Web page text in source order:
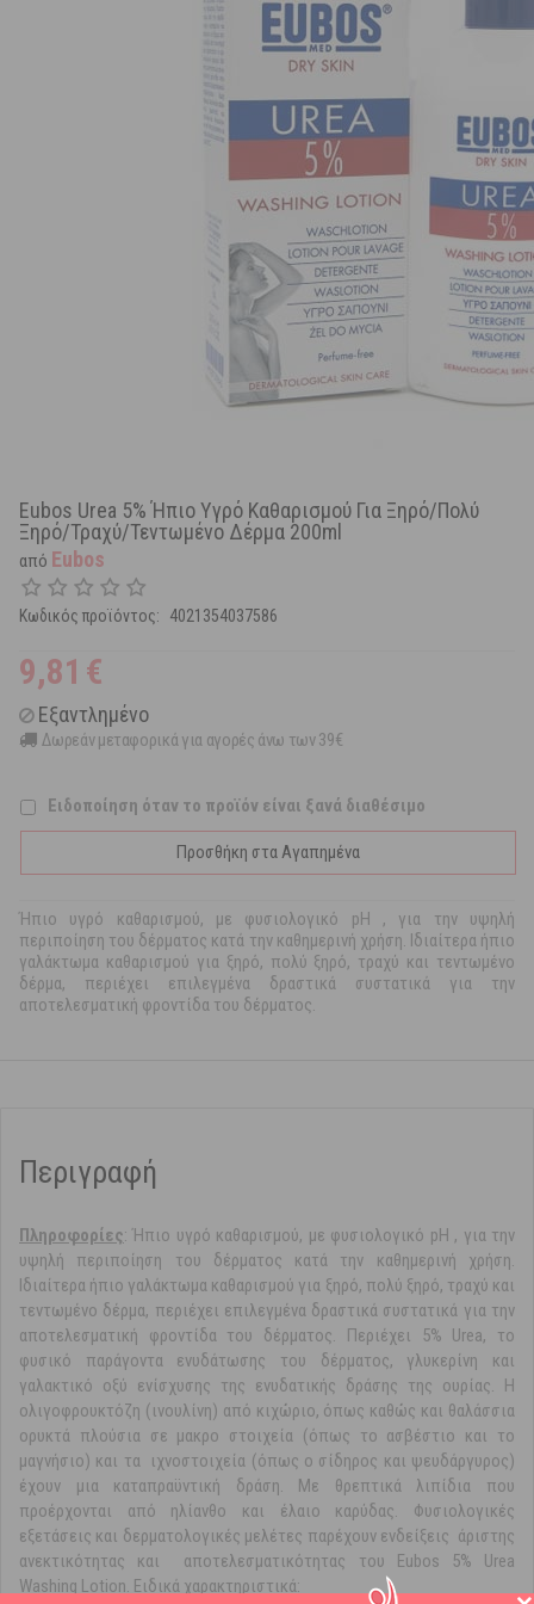
Eubos Urea 5% Ήπιο Υγρό Καθαρισμού Για Ξηρό/Πολύ
Ξηρό/Τραχύ/Τεντωμένο Δέρμα 200ml
από Eubos
Κωδικός προϊόντος: 4021354037586
9,81 €
Εξαντλημένο
Δωρεάν μεταφορικά για αγορές άνω των 39€
Ειδοποίηση όταν το προϊόν είναι ξανά διαθέσιμο
Προσθήκη στα Αγαπημένα
Ήπιο υγρό καθαρισμού, με φυσιολογικό pH , για την υψηλή
περιποίηση του δέρματος κατά την καθημερινή χρήση. Ιδιαίτερα ήπιο
γαλάκτωμα καθαρισμού για ξηρό, πολύ ξηρό, τραχύ και τεντωμένο
δέρμα, περιέχει επιλεγμένα δραστικά συστατικά για την
αποτελεσματική φροντίδα του δέρματος.
Περιγραφή
Πληροφορίες: Ήπιο υγρό καθαρισμού, με φυσιολογικό pH , για την
υψηλή περιποίηση του δέρματος κατά την καθημερινή χρήση.
Ιδιαίτερα ήπιο γαλάκτωμα καθαρισμού για ξηρό, πολύ ξηρό, τραχύ και
τεντωμένο δέρμα, περιέχει επιλεγμένα δραστικά συστατικά για την
αποτελεσματική φροντίδα του δέρματος. Περιέχει 5% Urea, το
φυσικό παράγοντα ενυδάτωσης του δέρματος, γλυκερίνη και
γαλακτικό οξύ ενίσχυσης της ενυδατικής δράσης της ουρίας. Η
ολιγοφρουκτόζη (ινουλίνη) από κιχώριο, όπως καθώς και θαλάσσια
ορυκτά πλούσια σε μακρο στοιχεία (όπως το ασβέστιο και το
μαγνήσιο) και τα ιχνοστοιχεία (όπως ο σίδηρος και ψευδάργυρος)
έχουν μια καταπραϋντική δράση. Με θρεπτικά λιπίδια που
προέρχονται από ηλίανθο και έλαιο καρύδας. Φυσιολογικές
εξετάσεις και δερματολογικές μελέτες παρέχουν ενδείξεις άριστης
ανεκτικότητας και αποτελεσματικότητας του Eubos 5% Urea
Washing Lotion. Ειδικά χαρακτηριστικά: